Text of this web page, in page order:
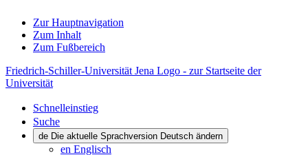
Zur Hauptnavigation
Zum Inhalt
Zum Fußbereich
Friedrich-Schiller-Universität Jena Logo - zur Startseite der
Universität
Schnelleinstieg
Suche
de Die aktuelle Sprachversion Deutsch ändern
en Englisch